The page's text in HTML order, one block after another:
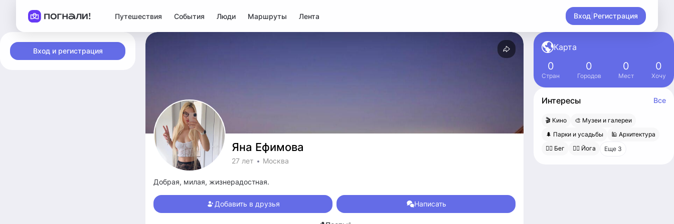
Путешествия События Люди Маршруты Лента Вход Регистрация
Вход и регистрация
Яна Ефимова
27 лет Москва
Добрая, милая, жизнерадостная.
Добавить в друзья Написать
Карта
0
Стран
0
Городов
0
Мест
0
Хочу
Интересы Все
🎬 Кино
🎨 Музеи и галереи
🌲 Парки и усадьбы
🕌 Архитектура
🏃‍♂️ Бег
🧘‍♀️ Йога Еще 3